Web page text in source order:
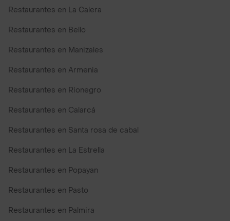
Restaurantes en La Calera
Restaurantes en Bello
Restaurantes en Manizales
Restaurantes en Armenia
Restaurantes en Rionegro
Restaurantes en Calarcá
Restaurantes en Santa rosa de cabal
Restaurantes en La Estrella
Restaurantes en Popayan
Restaurantes en Pasto
Restaurantes en Palmira